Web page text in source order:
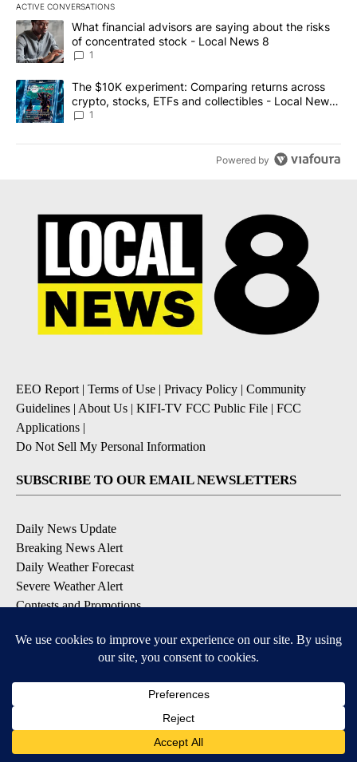
ACTIVE CONVERSATIONS
The following is a list of the most commented articles in the last
A trending article titled "What financial advisors are saying
What financial advisors are saying about the risks
of concentrated stock - Local News 8
1
A trending article titled "The $10K experiment: Comparing
The $10K experiment: Comparing returns across
crypto, stocks, ETFs and collectibles - Local News
8
1
Powered by
EEO Report | Terms of Use | Privacy Policy | Community
Guidelines | About Us | KIFI-TV FCC Public File | FCC
Applications |
Do Not Sell My Personal Information
SUBSCRIBE TO OUR EMAIL NEWSLETTERS
Daily News Update
Breaking News Alert
Daily Weather Forecast
Severe Weather Alert
Contests and Promotions
DOWNLOAD OUR APPS
Available for iOS and Android